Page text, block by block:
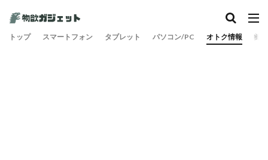
トップ スマートフォン タブレット パソコン/PC オトク情報 旅